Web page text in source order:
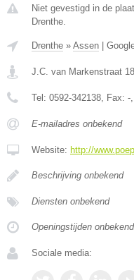
Niet gevestigd in de
Drenthe.
Drenthe » Assen
J.C. van Markenstraat 18
Tel: 0592-342138, Fax: -
E-mailadres onbekend
Website: http://
Beschrijving onbekend
Diensten onbekend
Openingstijden onbekend
Sociale media: